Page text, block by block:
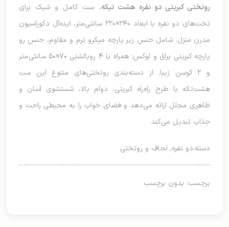
روتختی کبریتی دو نفره هشت تیکه، ست کامل و شیک برای
تخت‌های دو نفره با ابعاد ۲۴۰×۲۲۰ سانتی‌متر، ایده‌آل دکوراسیون
مدرن منزل. شامل جنس زیر پارچه میکرو نرم و مقاوم، جنس رو
پارچه کبریتی براق و لوکس؛ همراه با ۴ روبالشتی ۷۰×۵۰ سانتی‌متر
و ۲ کوسن زیبا. از دسته‌بندی روتختی‌های متنوع این ست
هشت‌تکه با طرح راه‌راه کبریتی، دوام بالا، شستشوی آسان و
ظاهری مجلل ارائه می‌دهد و فضای خواب را به محیطی راحت و
جذاب تبدیل می‌کند.
دسته:دو نفره, لحاف و روتختی
برچسب: بدون برچسب